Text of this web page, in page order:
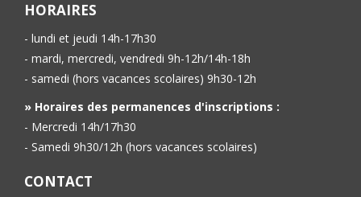
HORAIRES
- lundi et jeudi 14h-17h30
- mardi, mercredi, vendredi 9h-12h/14h-18h
- samedi (hors vacances scolaires) 9h30-12h
» Horaires des permanences d'inscriptions :
- Mercredi 14h/17h30
- Samedi 9h30/12h (hors vacances scolaires)
CONTACT